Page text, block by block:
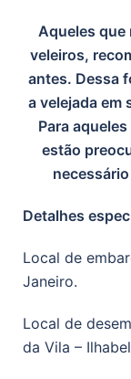
Aqueles que
veleiros,
antes. Dessa
a velejada em
Para
estão
Detalhes
Local de
Janeiro.
Local de
da Vila –